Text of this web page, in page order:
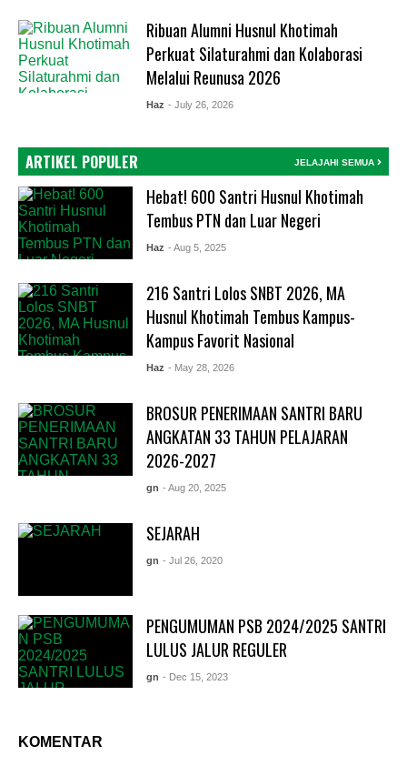
Ribuan Alumni Husnul Khotimah
Perkuat Silaturahmi dan Kolaborasi
Melalui Reunusa 2026
Haz - July 26, 2026
ARTIKEL POPULER JELAJAHI SEMUA
Hebat! 600 Santri Husnul Khotimah
Tembus PTN dan Luar Negeri
Haz - Aug 5, 2025
216 Santri Lolos SNBT 2026, MA
Husnul Khotimah Tembus Kampus-
Kampus Favorit Nasional
Haz - May 28, 2026
BROSUR PENERIMAAN SANTRI BARU
ANGKATAN 33 TAHUN PELAJARAN
2026-2027
gn - Aug 20, 2025
SEJARAH
gn - Jul 26, 2020
PENGUMUMAN PSB 2024/2025 SANTRI
LULUS JALUR REGULER
gn - Dec 15, 2023
KOMENTAR